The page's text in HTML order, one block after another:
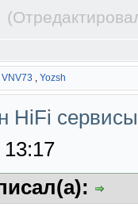
VNV73 , Yozsh
HiFi